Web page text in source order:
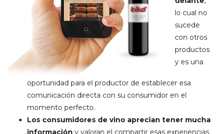
lo cual no
sucede
con otros
productos
y es una
oportunidad para el productor de establecer esa
comunicación directa con su consumidor en el
momento perfecto.
Los consumidores de vino aprecian tener mucha
información y valoran el compartir esas experiencias